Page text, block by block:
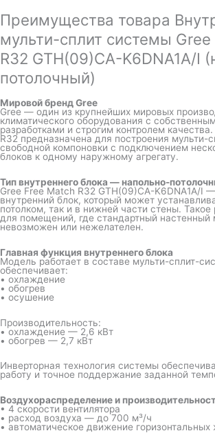
Преимущества товара
мульти-сплит системы
R32 GTH(09)CA-K6DNA1A/I
потолочный)
Мировой бренд Gree
Gree — один из крупнейших мировых
климатического оборудования с
разработками и строгим контролем
R32 предназначена для построения мульти-
свободной компоновки с подключением
блоков к одному наружному агрегату.
Тип внутреннего блока — напольно-
Gree Free Match R32 GTH(09)CA-K6DNA1A/I
внутренний блок, который может
потолком, так и в нижней части стены.
для помещений, где стандартный настенный
невозможен или нежелателен.
Главная функция внутреннего блока
Модель работает в составе мульти-сплит-
обеспечивает:
• охлаждение
• обогрев
• осушение
Производительность:
• охлаждение — 2,6 кВт
• обогрев — 2,7 кВт
Инверторная технология системы
работу и точное поддержание заданной
Воздухораспределение и
• 4 скорости вентилятора
• расход воздуха — до 700 м³/ч
• автоматическое движение